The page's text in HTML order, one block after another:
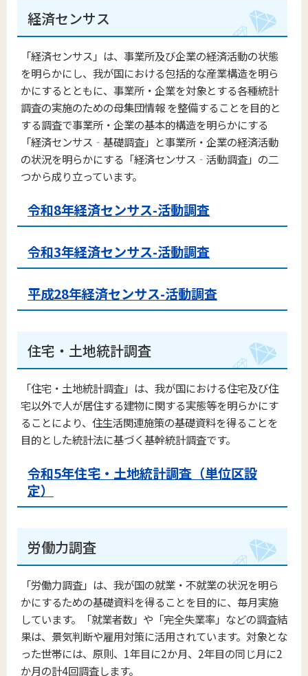
経済センサス
「経済センサス」は、事業所及び企業の経済活動の状態
を明らかにし、我が国における包括的な産業構造を明ら
かにするとともに、事業所・企業を対象とする各種統計
調査の実施のための母集団情報 を整備することを目的と
する調査で事業所・企業の基本的構造を明らかにする
「経済センサス‐基礎調査」と事業所・企業の経済活動
の状況を明らかにする「経済センサス‐活動調査」の二
つから成り立っています。
令和8年経済センサス-活動調査
令和3年経済センサス-活動調査
平成28年経済センサス-活動調査
住宅・土地統計調査
「住宅・土地統計調査」は、我が国における住宅及び住
宅以外で人が居住する建物に関する実態等を明らかにす
ることにより、住生活関連施策の基礎資料を得ることを
目的とした統計法に基づく基幹統計調査です。
令和5年住宅・土地統計調査（単位区設
定）
労働力調査
「労働力調査」は、我が国の就業・不就業の状況を明ら
かにするための基礎資料を得ることを目的に、毎月実施
しています。「就業者数」や「完全失業率」などの調査結
果は、景気判断や雇用対策に活用されています。対象とな
った世帯には、原則、1年目に2か月、2年目の同じ月に2
か月の計4回調査します。